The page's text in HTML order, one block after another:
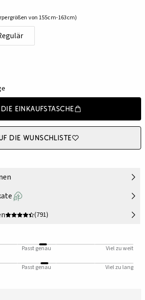
von 155cm-163cm)
die Einkaufstasche
die Wunschliste
(791)
Passt genau Viel zu weit
Passt genau Viel zu lang